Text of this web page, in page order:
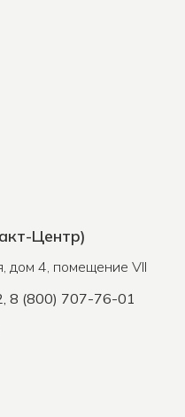
Центр)
дом 4, помещение VII
8 (800) 707-76-01